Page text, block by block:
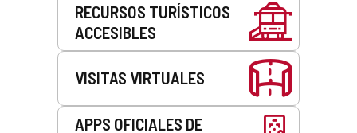
RECURSOS TURÍSTICOS
ACCESIBLES
VISITAS VIRTUALES
APPS OFICIALES DE